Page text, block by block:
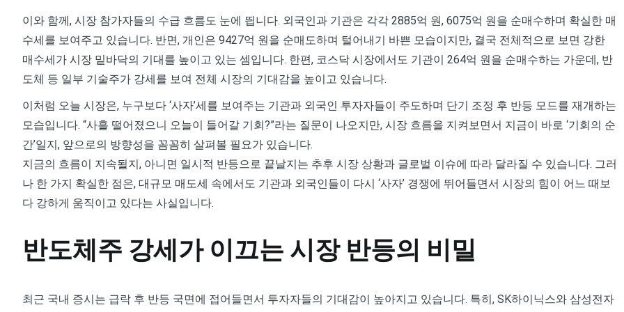
이와 함께, 시장 참가자들의 수급 흐름도 눈에 띕니다. 외국인과 기관은 각각 2885억 원, 6075억 원을 순매수하며 확실한 매
수세를 보여주고 있습니다. 반면, 개인은 9427억 원을 순매도하며 털어내기 바쁜 모습이지만, 결국 전체적으로 보면 강한
매수세가 시장 밑바닥의 기대를 높이고 있는 셈입니다. 한편, 코스닥 시장에서도 기관이 264억 원을 순매수하는 가운데, 반
도체 등 일부 기술주가 강세를 보여 전체 시장의 기대감을 높이고 있습니다.
이처럼 오늘 시장은, 누구보다 ‘사자’세를 보여주는 기관과 외국인 투자자들이 주도하며 단기 조정 후 반등 모드를 재개하는
모습입니다. “사흘 떨어졌으니 오늘이 들어갈 기회?”라는 질문이 나오지만, 시장 흐름을 지켜보면서 지금이 바로 ‘기회의 순
간’일지, 앞으로의 방향성을 꼼꼼히 살펴볼 필요가 있습니다.
지금의 흐름이 지속될지, 아니면 일시적 반등으로 끝날지는 추후 시장 상황과 글로벌 이슈에 따라 달라질 수 있습니다. 그러
나 한 가지 확실한 점은, 대규모 매도세 속에서도 기관과 외국인들이 다시 ‘사자’ 경쟁에 뛰어들면서 시장의 힘이 어느 때보
다 강하게 움직이고 있다는 사실입니다.
반도체주 강세가 이끄는 시장 반등의 비밀
최근 국내 증시는 급락 후 반등 국면에 접어들면서 투자자들의 기대감이 높아지고 있습니다. 특히, SK하이닉스와 삼성전자